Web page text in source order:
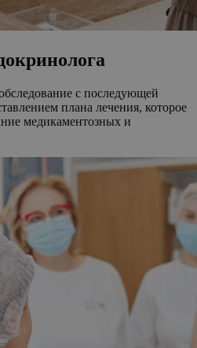
с последующей
плана лечения, которое
медикаментозных и